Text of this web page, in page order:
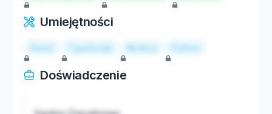
Umiejętności
React TypeScript Node.js Python
Doświadczenie